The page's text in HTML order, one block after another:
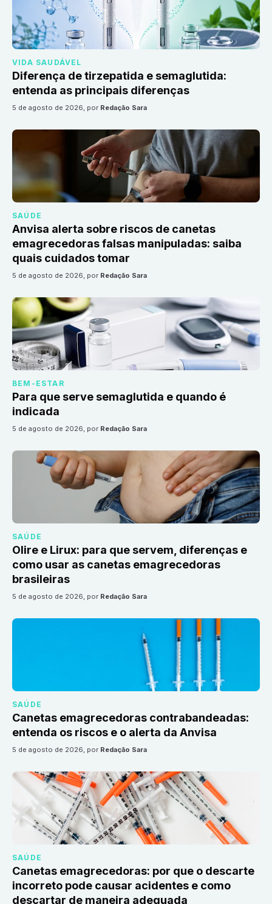
VIDA SAUDÁVEL
Diferença de tirzepatida e semaglutida:
entenda as principais diferenças
5 de agosto de 2026, por Redação Sara
SAÚDE
Anvisa alerta sobre riscos de canetas
emagrecedoras falsas manipuladas: saiba
quais cuidados tomar
5 de agosto de 2026, por Redação Sara
BEM-ESTAR
Para que serve semaglutida e quando é
indicada
5 de agosto de 2026, por Redação Sara
SAÚDE
Olire e Lirux: para que servem, diferenças e
como usar as canetas emagrecedoras
brasileiras
5 de agosto de 2026, por Redação Sara
SAÚDE
Canetas emagrecedoras contrabandeadas:
entenda os riscos e o alerta da Anvisa
5 de agosto de 2026, por Redação Sara
SAÚDE
Canetas emagrecedoras: por que o descarte
incorreto pode causar acidentes e como
descartar de maneira adequada